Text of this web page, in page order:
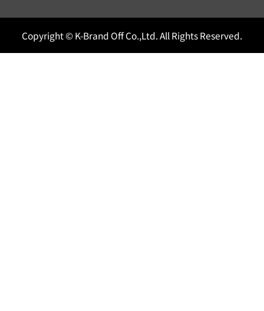
Copyright © K-Brand Off Co.,Ltd. All Rights Reserved.